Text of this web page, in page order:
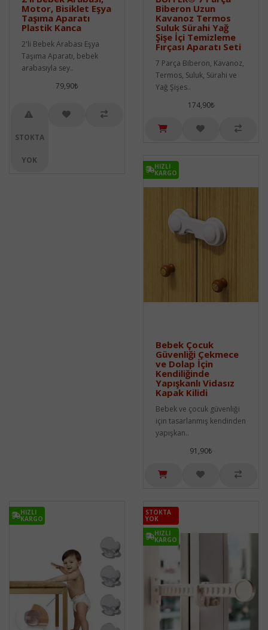
Motor, Bisiklet Eşya
Taşıma Aparatı
Plastik Kanca
2'li Bebek Arabası Eşya
Taşıma Aparatı, bebek
arabasıyla sey..
79,90₺
STOKTA
YOK
Biberon Uzun
Kavanoz Termos
Suluk Sürahi Yağ
Şişe İçi Temizleme
Fırçası Aparatı Seti
7 Parça Biberon, Kavanoz,
Termos, Suluk, Sürahi ve
Yağ Şişes..
174,90₺
HIZLI
KARGO
Bebek Çocuk
Güvenliği Çekmece
ve Dolap İçin
Kendiliğinde
Yapışkanlı Vidasız
Kapak Kilidi
Bebek ve çocuk güvenliği
için tasarlanmış kendinden
yapışkan..
91,90₺
HIZLI
KARGO
STOKTA
YOK
HIZLI
KARGO